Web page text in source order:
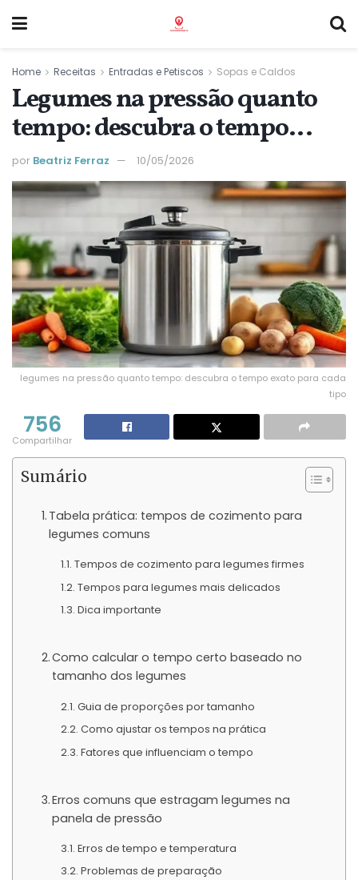
Home Receitas Entradas e Petiscos Sopas e Caldos
Legumes na pressão quanto
tempo: descubra o tempo
exato para cada tipo
por Beatriz Ferraz 10/05/2026
legumes na pressão quanto tempo: descubra o tempo exato para cada
tipo
756
Compartilhar
Sumário
Tabela prática: tempos de cozimento para
legumes comuns
Tempos de cozimento para legumes firmes
Tempos para legumes mais delicados
Dica importante
Como calcular o tempo certo baseado no
tamanho dos legumes
Guia de proporções por tamanho
Como ajustar os tempos na prática
Fatores que influenciam o tempo
Erros comuns que estragam legumes na
panela de pressão
Erros de tempo e temperatura
Problemas de preparação